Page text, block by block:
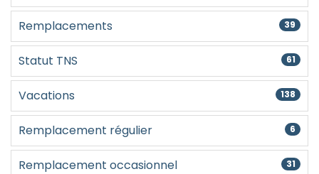
Remplacements 39
Statut TNS 61
Vacations 138
Remplacement régulier 6
Remplacement occasionnel 31